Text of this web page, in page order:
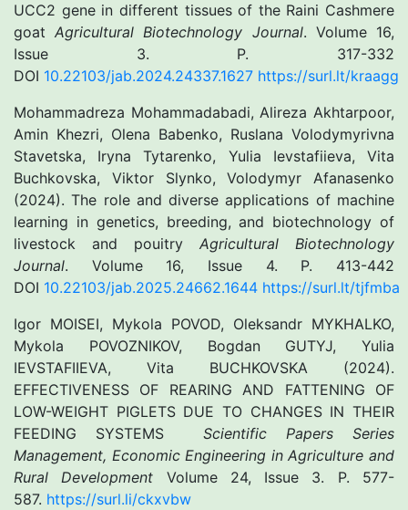
UCC2 gene in different tissues of the Raini Cashmere
goatAgricultural Biotechnology Journal. Volume 16,
Issue 3. Р. 317-332
DOI 10.22103/jab.2024.24337.1627 https://surl.lt/kraagg
Mohammadreza Mohammadabadi, Alireza Akhtarpoor,
Amin Khezri, Olena Babenko, Ruslana Volodymyrivna
Stavetska, Iryna Tytarenko, Yulia Ievstafiieva, Vita
Buchkovska, Viktor Slynko, Volodymyr Afanasenko
(2024). The role and diverse applications of machine
learning in genetics, breeding, and biotechnology of
livestock and pouitry Agricultural Biotechnology
Journal. Volume 16, Issue 4. Р. 413-442
DOI 10.22103/jab.2025.24662.1644 https://surl.lt/tjfmba
Igor MOISEI, Mykola POVOD, Oleksandr MYKHALKO,
Mykola POVOZNIKOV, Bogdan GUTYJ, Yulia
IEVSTAFIIEVA, Vita BUCHKOVSKA (2024).
EFFECTIVENESS OF REARING AND FATTENING OF
LOW-WEIGHT PIGLETS DUE TO CHANGES IN THEIR
FEEDING SYSTEMS
Scientific Papers Series
Management, Economic Engineering in Agriculture and
Rural Development Volume 24, Issue 3. Р. 577-
587. https://surl.li/ckxvbw